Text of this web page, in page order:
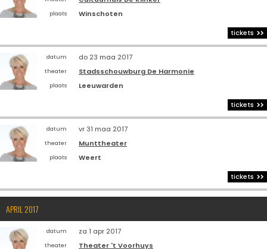
plaats
Winschoten
tickets
datum do 23 maa 2017
theater Stadsschouwburg De Harmonie
plaats
Leeuwarden
tickets
datum vr 31 maa 2017
theater Munttheater
plaats
Weert
tickets
APRIL 2017
datum za 1 apr 2017
theater Theater 't Voorhuys